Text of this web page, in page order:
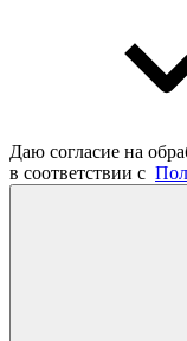
Даю согласие на
в соответствии с